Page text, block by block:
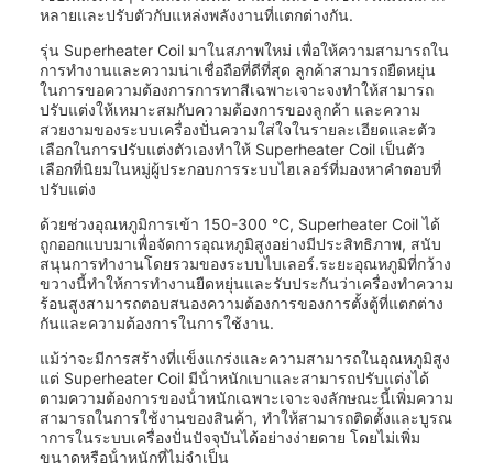
หลายและปรับตัวกับแหล่งพลังงานที่แตกต่างกัน.
รุ่น Superheater Coil มาในสภาพใหม่ เพื่อให้ความสามารถใน
การทํางานและความน่าเชื่อถือที่ดีที่สุด ลูกค้าสามารถยืดหยุ่น
ในการขอความต้องการการทาสีเฉพาะเจาะจงทําให้สามารถ
ปรับแต่งให้เหมาะสมกับความต้องการของลูกค้า และความ
สวยงามของระบบเครื่องปั่นความใส่ใจในรายละเอียดและตัว
เลือกในการปรับแต่งตัวเองทําให้ Superheater Coil เป็นตัว
เลือกที่นิยมในหมู่ผู้ประกอบการระบบไฮเลอร์ที่มองหาคําตอบที่
ปรับแต่ง
ด้วยช่วงอุณหภูมิการเข้า 150-300 °C, Superheater Coil ได้
ถูกออกแบบมาเพื่อจัดการอุณหภูมิสูงอย่างมีประสิทธิภาพ, สนับ
สนุนการทํางานโดยรวมของระบบไบเลอร์.ระยะอุณหภูมิที่กว้าง
ขวางนี้ทําให้การทํางานยืดหยุ่นและรับประกันว่าเครื่องทําความ
ร้อนสูงสามารถตอบสนองความต้องการของการตั้งตู้ที่แตกต่าง
กันและความต้องการในการใช้งาน.
แม้ว่าจะมีการสร้างที่แข็งแกร่งและความสามารถในอุณหภูมิสูง
แต่ Superheater Coil มีน้ําหนักเบาและสามารถปรับแต่งได้
ตามความต้องการของน้ําหนักเฉพาะเจาะจงลักษณะนี้เพิ่มความ
สามารถในการใช้งานของสินค้า, ทําให้สามารถติดตั้งและบูรณ
าการในระบบเครื่องปั่นปัจจุบันได้อย่างง่ายดาย โดยไม่เพิ่ม
ขนาดหรือน้ําหนักที่ไม่จําเป็น